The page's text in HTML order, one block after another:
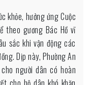
Việt
Nam
xanh
–
sạch
–
khỏe, hưởng ứng Cuộc
theo gương Bác Hồ vĩ
sắc khi vận động các
Dịp này, Phường An
người dân có hoàn